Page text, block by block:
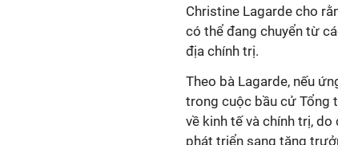
Christine Lagarde​ cho
có thể đang chuyển từ
địa chính trị.
Theo bà Lagarde, nếu
trong cuộc bầu cử Tổng
về kinh tế và chính trị,
phát triển sang tăng